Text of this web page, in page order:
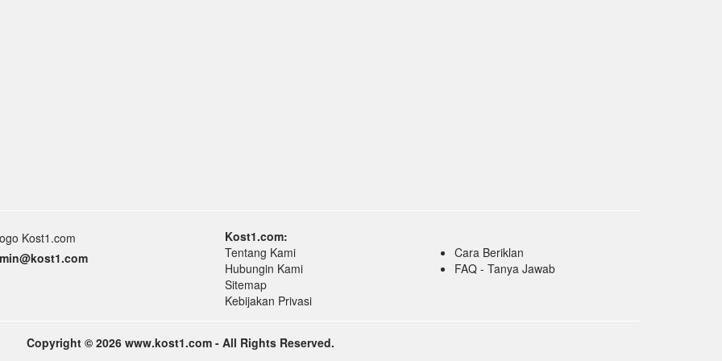
@kost1.com
Kost1.com:
Tentang Kami
Hubungin Kami
Sitemap
Kebijakan Privasi
Cara Beriklan
FAQ - Tanya Jawab
Copyright © 2026 www.kost1.com - All Rights Reserved.